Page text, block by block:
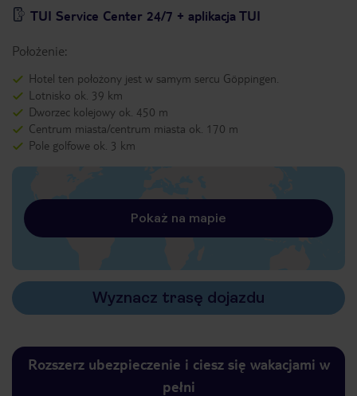
TUI Service Center 24/7 + aplikacja TUI
Położenie:
Hotel ten położony jest w samym sercu Göppingen.
Lotnisko ok. 39 km
Dworzec kolejowy ok. 450 m
Centrum miasta/centrum miasta ok. 170 m
Pole golfowe ok. 3 km
Pokaż na mapie
Wyznacz trasę dojazdu
Rozszerz ubezpieczenie i ciesz się wakacjami w
pełni